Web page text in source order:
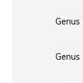
Genus
Genus